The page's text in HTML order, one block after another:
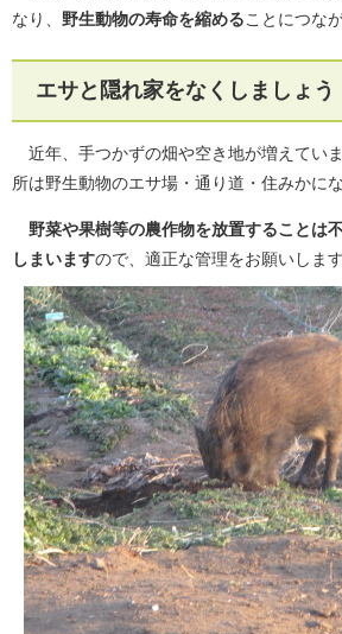
なり、 野生動物の寿命を縮めることにつな
エサと隠れ家をなくしましょう
近年、手つかずの畑や空き地が増えてい
所は野生動物のエサ場・通り道・住みかにな
野菜や果樹等の農作物を放置することは
しまいますので、適正な管理をお願いします